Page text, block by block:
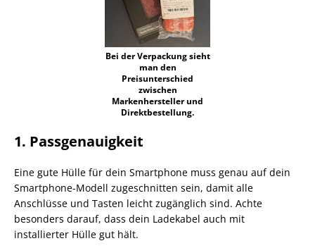
Bei der Verpackung sieht
man den
Preisunterschied
zwischen
Markenhersteller und
Direktbestellung.
1. Passgenauigkeit
Eine gute Hülle für dein Smartphone muss genau auf dein
Smartphone-Modell zugeschnitten sein, damit alle
Anschlüsse und Tasten leicht zugänglich sind. Achte
besonders darauf, dass dein Ladekabel auch mit
installierter Hülle gut hält.